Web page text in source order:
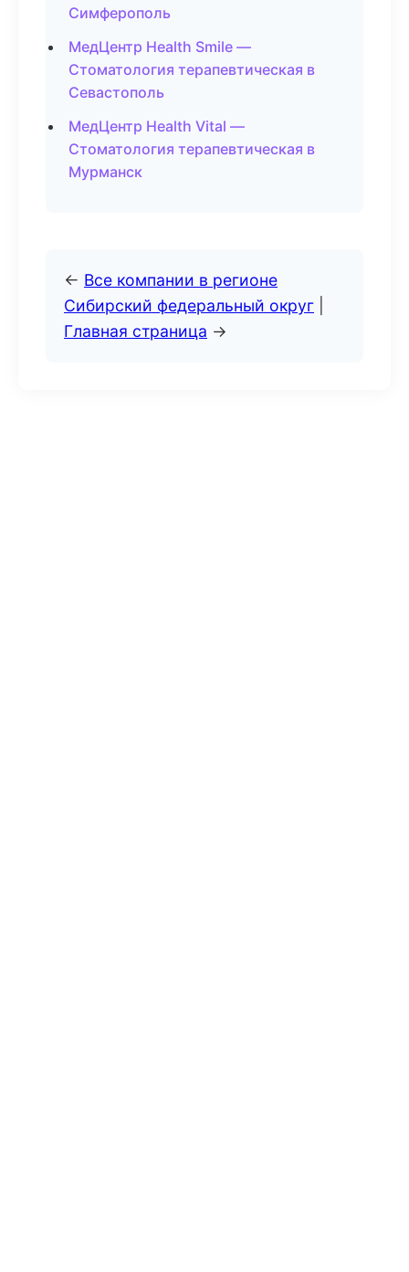
Симферополь
МедЦентр Health Smile —
Стоматология терапевтическая в
Севастополь
МедЦентр Health Vital —
Стоматология терапевтическая в
Мурманск
← Все компании в регионе
Сибирский федеральный округ
Главная страница →